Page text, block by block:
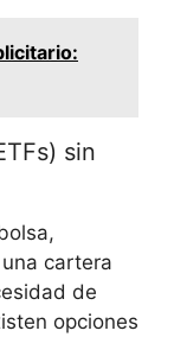
⁣sin
cartera
‍de⁣
opciones